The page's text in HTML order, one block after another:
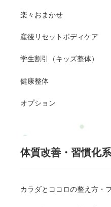
楽々おまかせ
産後リセットボディケア
学生割引（キッズ整体）
健康整体
オプション
体質改善・習慣化系
カラダとココロの整え方・